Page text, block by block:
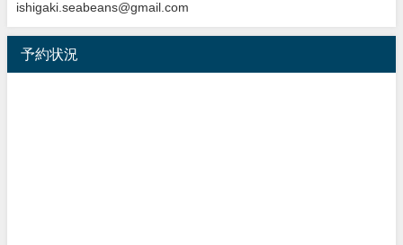
ishigaki.seabeans@gmail.com
予約状況